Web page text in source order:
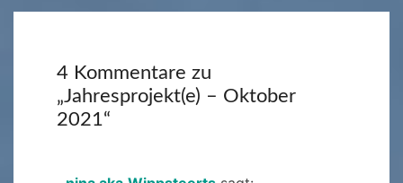
4 Kommentare zu
„Jahresprojekt(e) – Oktober
2021“